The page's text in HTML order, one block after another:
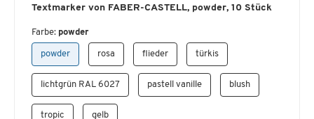
Textmarker von FABER-CASTELL, powder, 10 Stück
Farbe: powder
powder rosa flieder türkis
lichtgrün RAL 6027 pastell vanille blush
tropic gelb